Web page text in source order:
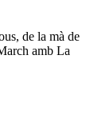
de la mà de
amb La